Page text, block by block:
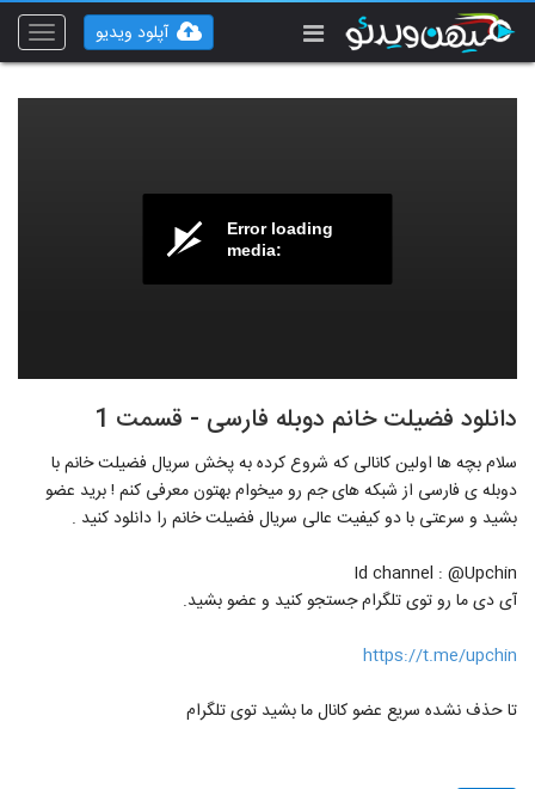
Toggle
آپلود ویدیو
Error loading
media:
دانلود فضیلت خانم دوبله فارسی - قسمت 1
سلام بچه ها اولین کانالی که شروع کرده به پخش سریال فضیلت خانم با
دوبله ی فارسی از شبکه های جم رو میخوام بهتون معرفی کنم ! برید عضو
بشید و سرعتی با دو کیفیت عالی سریال فضیلت خانم را دانلود کنید .
Id channel : @Upchin
آی دی ما رو توی تلگرام جستجو کنید و عضو بشید.
https://t.me/upchin
تا حذف نشده سریع عضو کانال ما بشید توی تلگرام